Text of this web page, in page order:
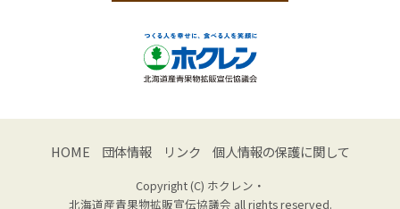
HOME 団体情報 リンク 個人情報の保護に関して
Copyright (C) ホクレン・
北海道産青果物拡販宣伝協議会 all rights reserved.